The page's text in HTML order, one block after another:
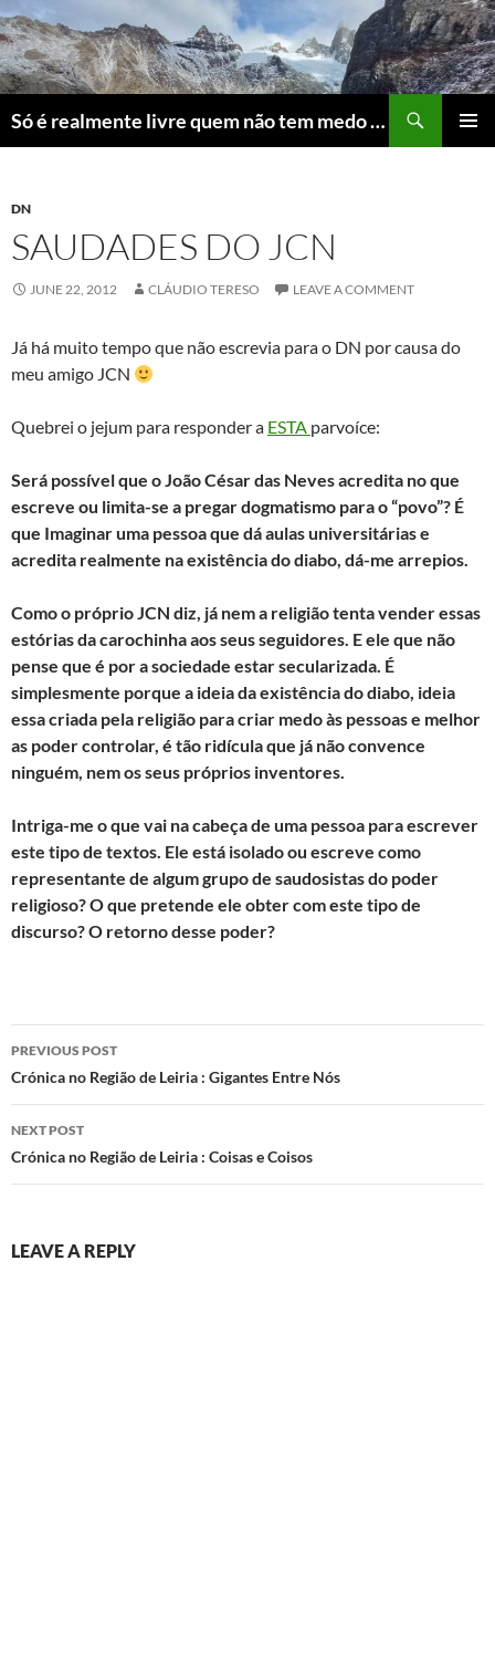
Skip
to
content
Só é realmente livre quem não tem medo do ridículo
DN
SAUDADES DO JCN
JUNE 22, 2012 CLÁUDIO TERESO LEAVE A COMMENT
Já há muito tempo que não escrevia para o DN por causa do
meu amigo JCN
Quebrei o jejum para responder a ESTA parvoíce:
Será possível que o João César das Neves acredita no que
escreve ou limita-se a pregar dogmatismo para o “povo”? É
que Imaginar uma pessoa que dá aulas universitárias e
acredita realmente na existência do diabo, dá-me arrepios.
Como o próprio JCN diz, já nem a religião tenta vender essas
estórias da carochinha aos seus seguidores. E ele que não
pense que é por a sociedade estar secularizada. É
simplesmente porque a ideia da existência do diabo, ideia
essa criada pela religião para criar medo às pessoas e melhor
as poder controlar, é tão ridícula que já não convence
ninguém, nem os seus próprios inventores.
Intriga-me o que vai na cabeça de uma pessoa para escrever
este tipo de textos. Ele está isolado ou escreve como
representante de algum grupo de saudosistas do poder
religioso? O que pretende ele obter com este tipo de
discurso? O retorno desse poder?
Post
navigation
PREVIOUS POST
Crónica no Região de Leiria : Gigantes Entre Nós
NEXT POST
Crónica no Região de Leiria : Coisas e Coisos
LEAVE A REPLY